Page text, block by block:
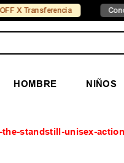
Conocé
HOMBRE NIÑOS
standstill-unisex-